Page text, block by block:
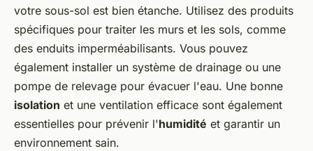
votre sous-sol est bien étanche. Utilisez des produits
spécifiques pour traiter les murs et les sols, comme
des enduits imperméabilisants. Vous pouvez
également installer un système de drainage ou une
pompe de relevage pour évacuer l'eau. Une bonne
isolation et une ventilation efficace sont également
essentielles pour prévenir l'humidité et garantir un
environnement sain.